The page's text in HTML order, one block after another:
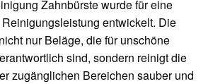
Zahnbürste wurde für eine
entwickelt. Die
nur Beläge, die für unschöne
sind, sondern reinigt die
zugänglichen Bereichen sauber und